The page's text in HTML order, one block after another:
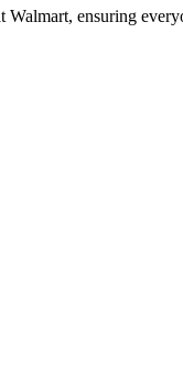
ensuring